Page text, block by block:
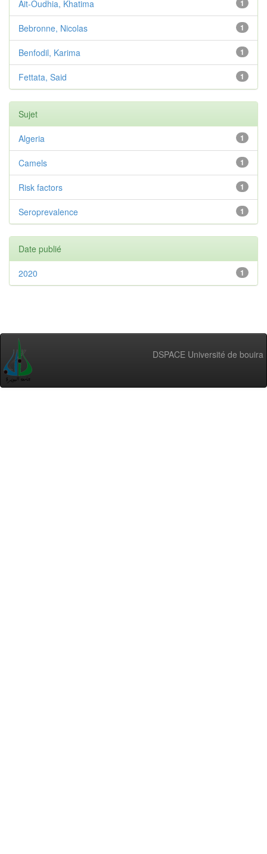
1
Ait-Oudhia, Khatima
1
Bebronne, Nicolas
1
Benfodil, Karima
1
Fettata, Said
Sujet
1
Algeria
1
Camels
1
Risk factors
1
Seroprevalence
Date publié
1
2020
DSPACE Université de bouira